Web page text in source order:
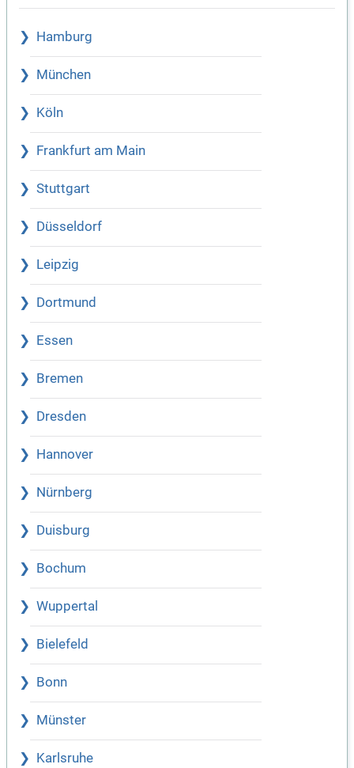
Hamburg
München
Köln
Frankfurt am Main
Stuttgart
Düsseldorf
Leipzig
Dortmund
Essen
Bremen
Dresden
Hannover
Nürnberg
Duisburg
Bochum
Wuppertal
Bielefeld
Bonn
Münster
Karlsruhe